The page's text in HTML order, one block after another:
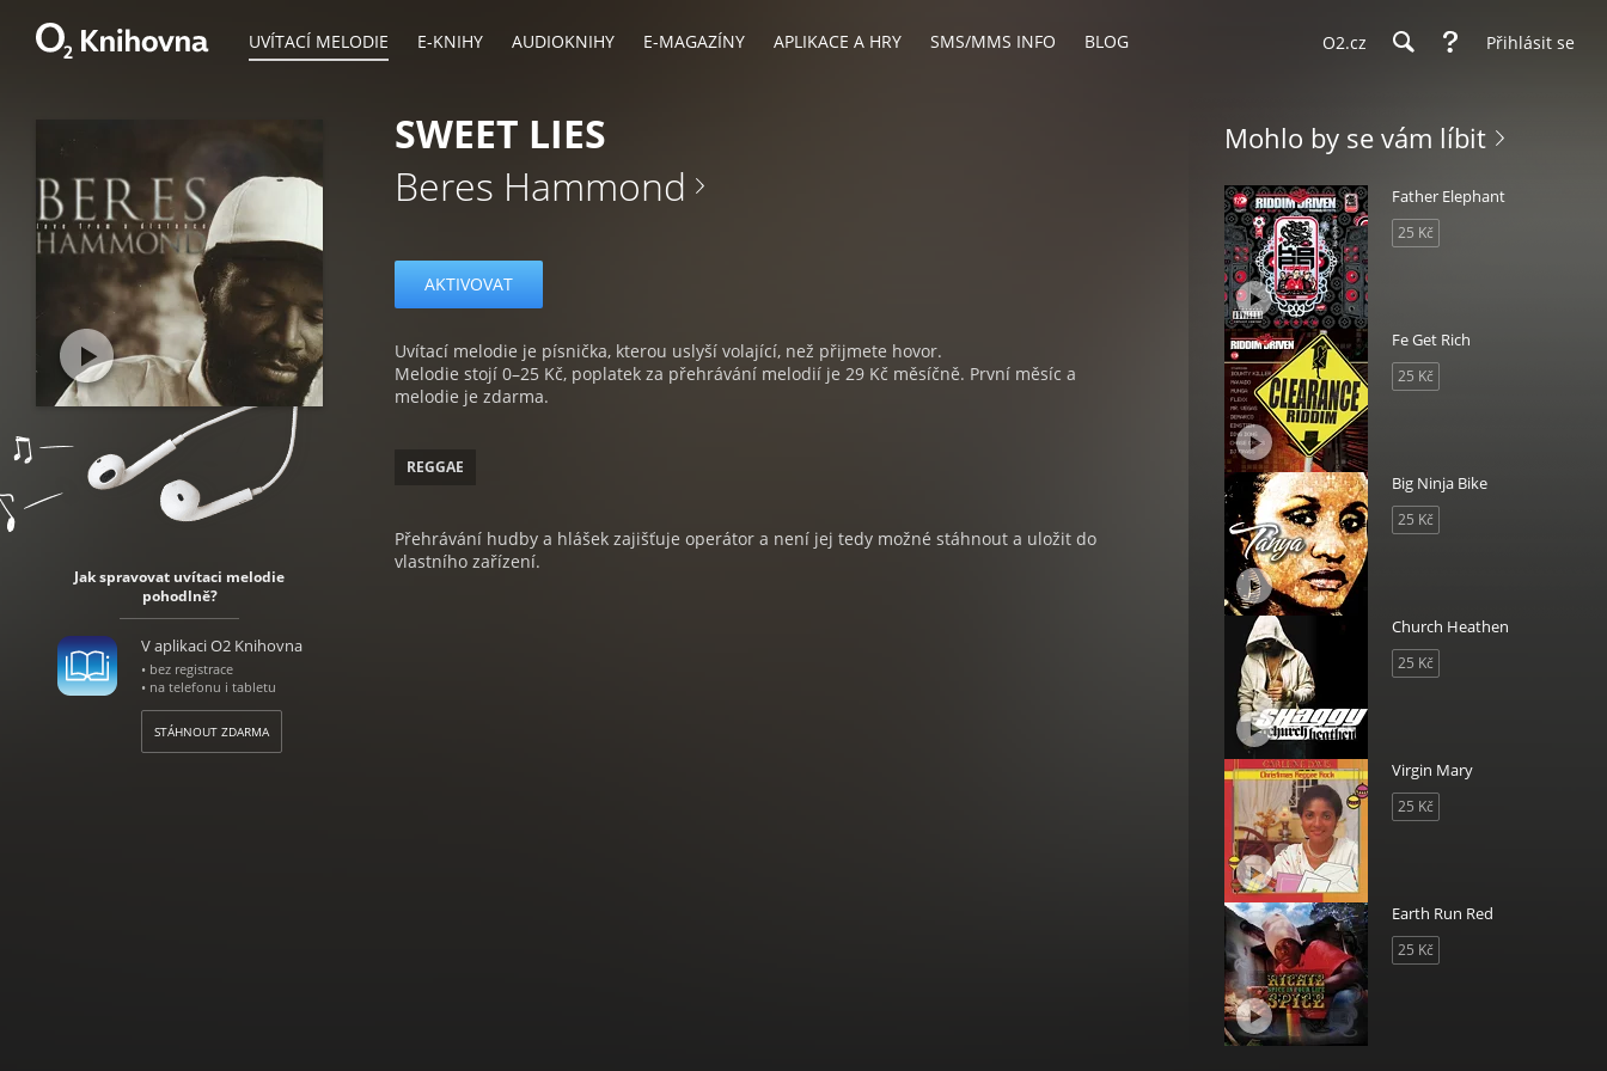
UVÍTACÍ MELODIE E-KNIHY AUDIOKNIHY E-MAGAZÍNY APLIKACE A HRY SMS/MMS INFO BLOG O2.cz Přihlásit se
Jak spravovat uvítaci melodie
pohodlně?
V aplikaci O2 Knihovna
• bez registrace
• na telefonu i tabletu
STÁHNOUT ZDARMA
SWEET LIES
Beres Hammond
AKTIVOVAT
Uvítací melodie je písnička, kterou uslyší volající, než přijmete hovor.
Melodie stojí 0–25 Kč, poplatek za přehrávání melodií je 29 Kč měsíčně. První měsíc a
melodie je zdarma.
REGGAE
Přehrávání hudby a hlášek zajišťuje operátor a není jej tedy možné stáhnout a uložit do
vlastního zařízení.
Mohlo by se vám líbit
Father Elephant
25 Kč
Fe Get Rich
25 Kč
Big Ninja Bike
25 Kč
Church Heathen
25 Kč
Virgin Mary
25 Kč
Earth Run Red
25 Kč